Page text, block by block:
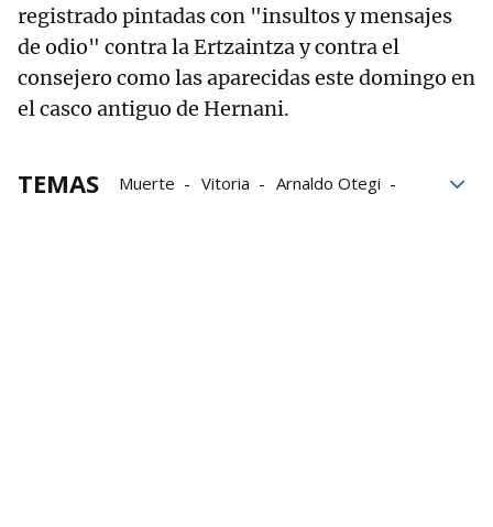
registrado pintadas con "insultos y mensajes
de odio" contra la Ertzaintza y contra el
consejero como las aparecidas este domingo en
el casco antiguo de Hernani.
TEMAS Muerte Vitoria
Arnaldo Otegi